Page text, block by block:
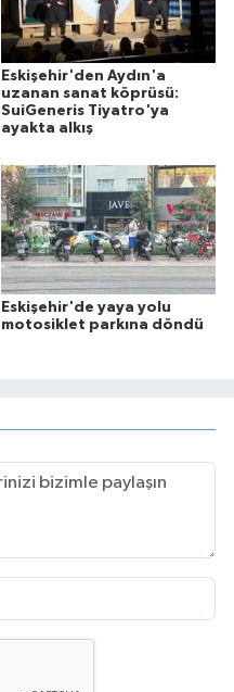
Eskişehir'den Aydın'a
uzanan sanat köprüsü:
SuiGeneris Tiyatro'ya
ayakta alkış
Eskişehir'de yaya yolu
motosiklet parkına döndü